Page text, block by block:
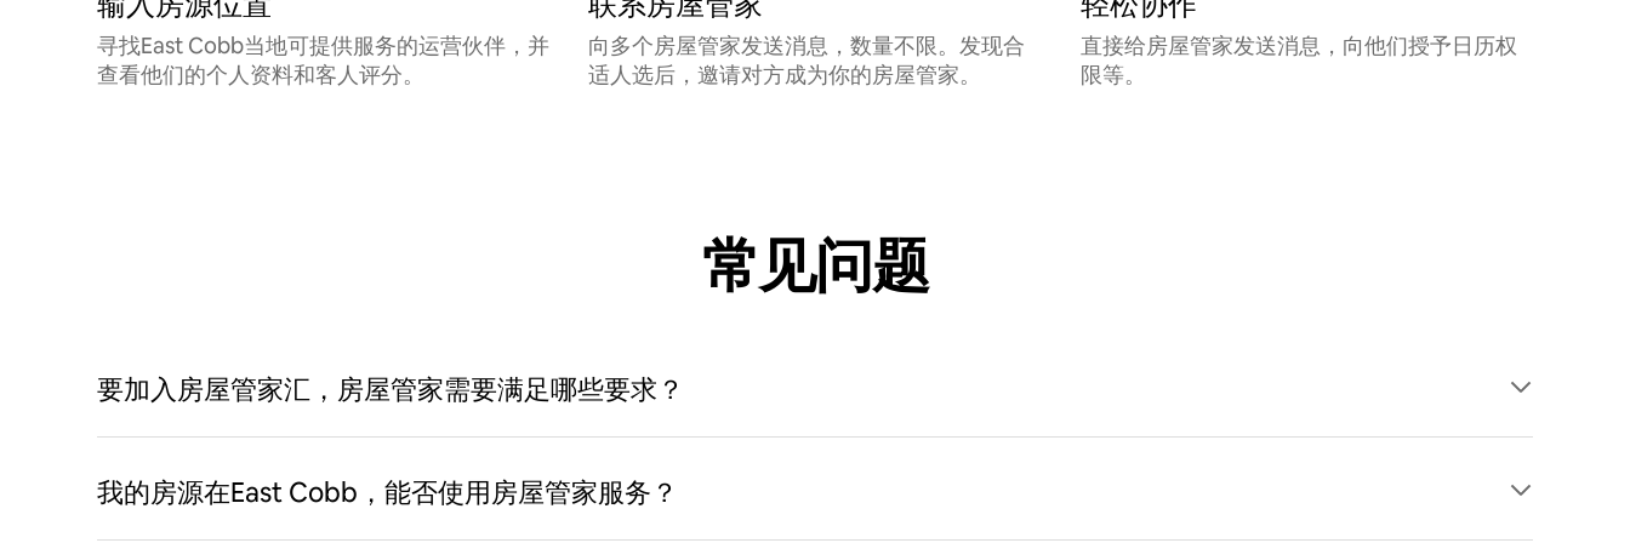
寻找East Cobb当地可提供服务的运营伙伴，并
查看他们的个人资料和客人评分。
向多个房屋管家发送消息，数量不限。发现合
适人选后，邀请对方成为你的房屋管家。
直接给房屋管家发送消息，向他们授予日历权
限等。
常见问题
要加入房屋管家汇，房屋管家需要满足哪些要求？
我的房源在East Cobb，能否使用房屋管家服务？